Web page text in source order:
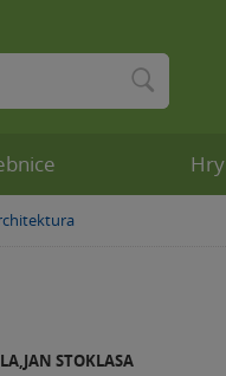
STOKLASA
Hry